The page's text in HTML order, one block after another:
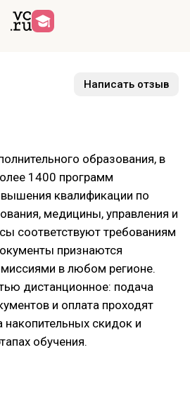
Написать отзыв
образования, в
1400 программ
квалификации по
медицины, управления и
соответствуют требованиям
признаются
в любом регионе.
дистанционное: подача
и оплата проходят
накопительных скидок и
обучения.